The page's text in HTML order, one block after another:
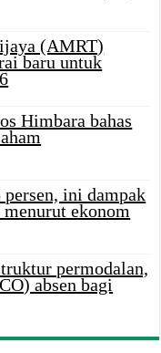
(AMRT)
baru untuk
Himbara bahas
ini dampak
ekonom
permodalan,
absen bagi